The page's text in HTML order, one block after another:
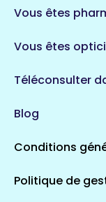
Vous êtes
Vous êtes
Téléconsulter
Blog
Conditions
Politique de